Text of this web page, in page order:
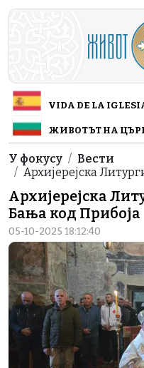
Skip to main content
VIDA DE LA
ЖИВОТЪТ НА
Breadcrumb
У фокусу
Вести
Архијерејска
Архијерејска
Бања код Прибоја
05-10-2025 18:12:40